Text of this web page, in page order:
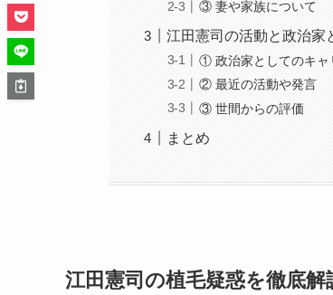
③ 妻や家族について
江田憲司の活動と政治家
① 政治家としてのキャ
② 最近の活動や発言
③ 世間からの評価
まとめ
江田憲司の植毛疑惑を徹底解